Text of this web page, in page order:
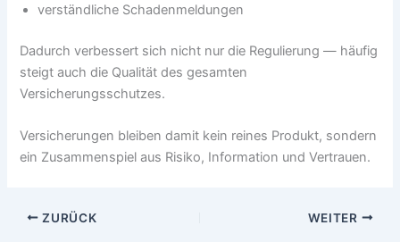
verständliche Schadenmeldungen
Dadurch verbessert sich nicht nur die Regulierung — häufig
steigt auch die Qualität des gesamten
Versicherungsschutzes.
Versicherungen bleiben damit kein reines Produkt, sondern
ein Zusammenspiel aus Risiko, Information und Vertrauen.
ZURÜCK WEITER